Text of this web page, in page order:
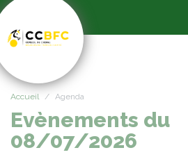
Accueil Agenda
Evènements du
08/07/2026
Panneau de gestion des cookies